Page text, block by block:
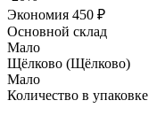
Экономия 450 ₽
Основной склад
Мало
Щёлково (Щёлково)
Мало
Количество в упаковке